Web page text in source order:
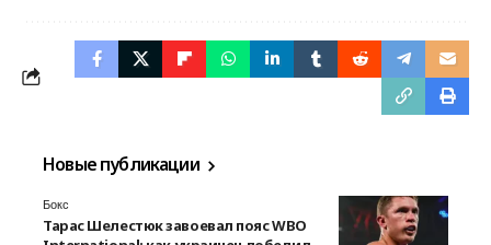
Новые публикации
Бокс
Тарас Шелестюк завоевал пояс WBO